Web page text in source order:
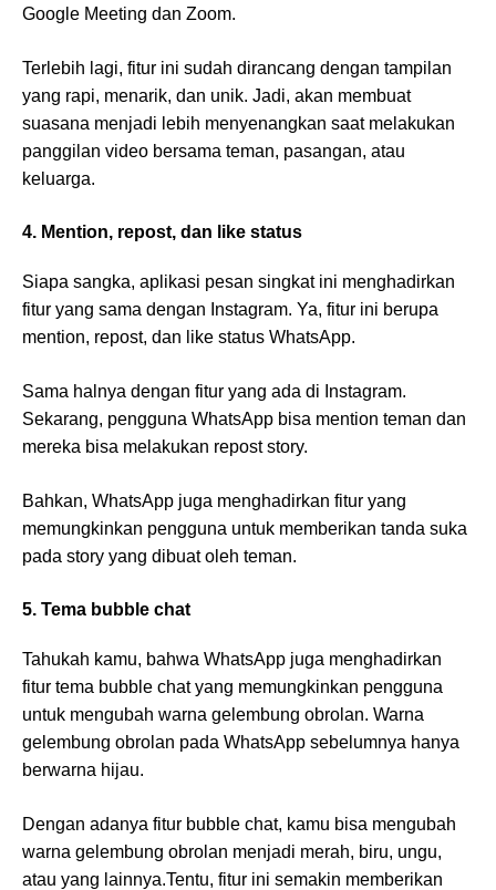
Google Meeting dan Zoom.
Terlebih lagi, fitur ini sudah dirancang dengan tampilan
yang rapi, menarik, dan unik. Jadi, akan membuat
suasana menjadi lebih menyenangkan saat melakukan
panggilan video bersama teman, pasangan, atau
keluarga.
4. Mention, repost, dan like status
Siapa sangka, aplikasi pesan singkat ini menghadirkan
fitur yang sama dengan Instagram. Ya, fitur ini berupa
mention, repost, dan like status WhatsApp.
Sama halnya dengan fitur yang ada di Instagram.
Sekarang, pengguna WhatsApp bisa mention teman dan
mereka bisa melakukan repost story.
Bahkan, WhatsApp juga menghadirkan fitur yang
memungkinkan pengguna untuk memberikan tanda suka
pada story yang dibuat oleh teman.
5. Tema bubble chat
Tahukah kamu, bahwa WhatsApp juga menghadirkan
fitur tema bubble chat yang memungkinkan pengguna
untuk mengubah warna gelembung obrolan. Warna
gelembung obrolan pada WhatsApp sebelumnya hanya
berwarna hijau.
Dengan adanya fitur bubble chat, kamu bisa mengubah
warna gelembung obrolan menjadi merah, biru, ungu,
atau yang lainnya.Tentu, fitur ini semakin memberikan